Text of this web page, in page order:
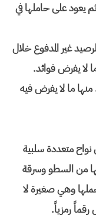
يعود على حاملها في
غير المدفوع خلال
لا يفرض فوائد.
ما لا يفرض فيه
متعددة سلبية
من السطو وسرقة
وهي صغيرة لا